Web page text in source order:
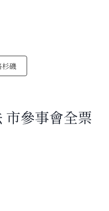
杉磯
市參事會全票